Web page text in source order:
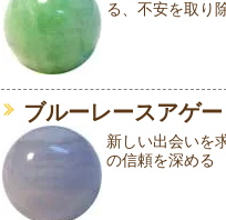
る、不安を取り
ブルーレースアゲー
新しい出会いを
の信頼を深める